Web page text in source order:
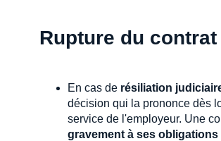
Rupture du contrat
En cas de résiliation
décision qui la prononce dès
service de l'employeur. Une
gravement à ses obligations